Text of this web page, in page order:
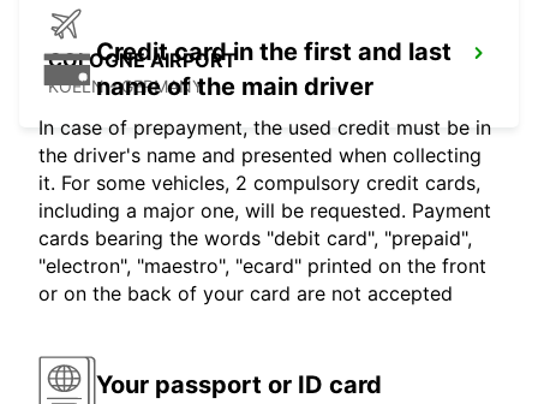
COLOGNE AIRPORT
KOELN - GERMANY
Credit card in the first and last
name of the main driver
In case of prepayment, the used credit must be in
the driver's name and presented when collecting
it. For some vehicles, 2 compulsory credit cards,
including a major one, will be requested. Payment
cards bearing the words "debit card", "prepaid",
"electron", "maestro", "ecard" printed on the front
or on the back of your card are not accepted
Your passport or ID card